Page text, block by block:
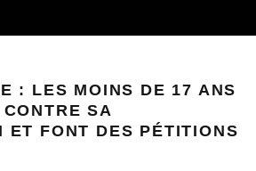
: LES MOINS DE 17 ANS
SA
ET FONT DES PÉTITIONS